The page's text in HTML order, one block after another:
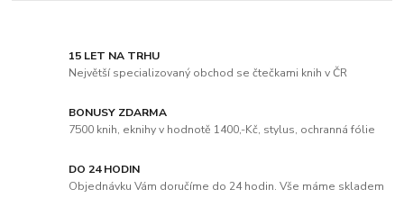
15 LET NA TRHU
Největší specializovaný obchod se čtečkami knih v ČR
BONUSY ZDARMA
7500 knih, eknihy v hodnotě 1400,-Kč, stylus, ochranná fólie
DO 24 HODIN
Objednávku Vám doručíme do 24 hodin. Vše máme skladem